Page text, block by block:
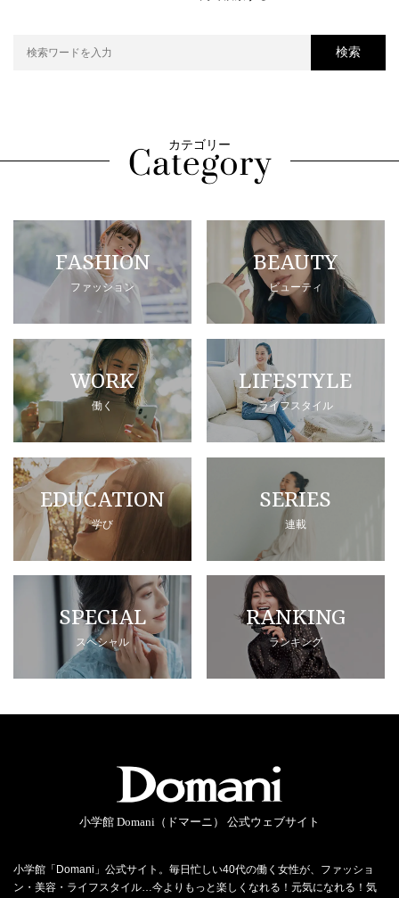
検索
カテゴリー
FASHION
ファッション
BEAUTY
ビューティ
WORK
働く
LIFESTYLE
ライフスタイル
EDUCATION
学び
SERIES
連載
SPECIAL
スペシャル
RANKING
ランキング
小学館 Domani（ドマーニ） 公式ウェブサイト
小学館「Domani」公式サイト。毎日忙しい40代の働く女性が、ファッショ
ン・美容・ライフスタイル…今よりもっと楽しくなれる！元気になれる！気